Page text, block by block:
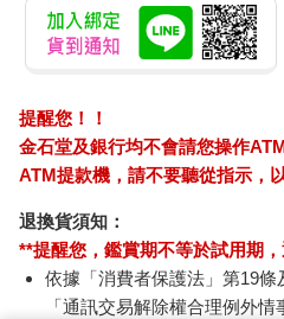
提醒您！！
金石堂及銀行均不會請您操作
ATM提款機，請不要聽從指示，
退換貨須知：
**提醒您，鑑賞期不等於試用期，
依據「消費者保護法」第19
「通訊交易解除權合理例外